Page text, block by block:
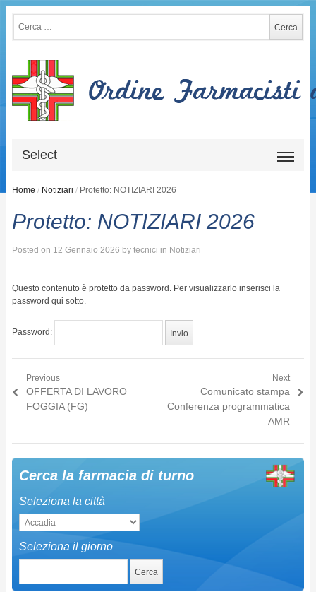
Select
Home / Notiziari / Protetto: NOTIZIARI 2026
Protetto: NOTIZIARI 2026
Posted on 12 Gennaio 2026 by tecnici in Notiziari
Questo contenuto è protetto da password. Per visualizzarlo inserisci la
password qui sotto.
Password:
Navigazione articoli
Previous
Previous post:
OFFERTA DI LAVORO
FOGGIA (FG)
Next
Next post:
Comunicato stampa
Conferenza programmatica
AMR
Cerca la farmacia di turno
Seleziona la città
Seleziona il giorno